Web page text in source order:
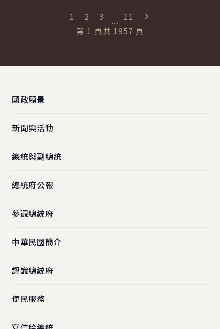
1 2 3 ... 11
"最末頁"
第 1 頁共 1957 頁
國政願景
新聞與活動
總統與副總統
總統府公報
參觀總統府
中華民國簡介
認識總統府
便民服務